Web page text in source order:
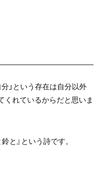
」という存在は自分以外
れているからだと思いま
と』という詩です。